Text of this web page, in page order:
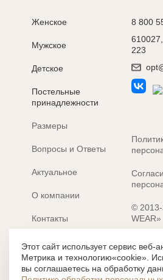
Женское
Мужское
Детское
Постельные
принадлежности
Размеры
Вопросы и Ответы
Актуальное
О компании
Контакты
Электронные каталоги
8 800
223
©
WEAR»
Все содержание, представленное
https://clever-style.ru, включая, но не
Этот сайт использует сервис веб-
Метрика и технологию«cookie».
вы соглашаетесь на обработку